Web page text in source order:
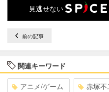
見逃せない
前の記事
関連キーワード
アニメ/ゲーム 赤塚不